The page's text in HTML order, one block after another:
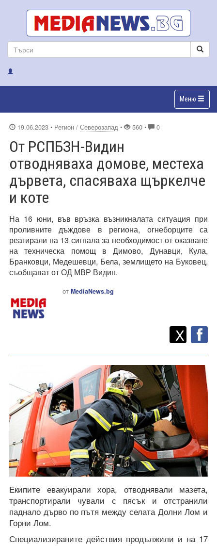
Меню
19.06.2023 • Регион / Северозапад • 560 • 0
От РСПБЗН-Видин
отводняваха домове, местеха
дървета, спасяваха щъркелче
и коте
На 16 юни, във връзка възникналата ситуация при
проливните дъждове в региона, огнеборците са
реагирали на 13 сигнала за необходимост от оказване
на техническа помощ в Димово, Дунавци, Кула,
Бранковци, Медешевци, Бела, землището на Буковец,
съобщават от ОД МВР Видин.
от MediaNews.bg
Споделете
X
Екипите евакуирали хора, отводнявали мазета,
транспортирали чували с пясък и отстранили
паднало дърво по пътя между селата Долни Лом и
Горни Лом.
Специализираните действия продължили и на 17